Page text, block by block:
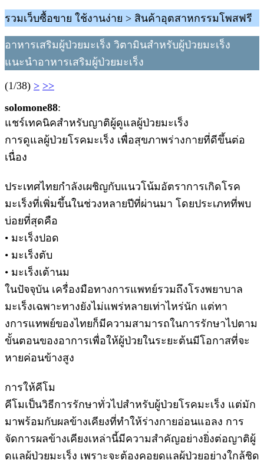
รวมเว็บซื้อขาย ใช้งานง่าย > สินค้าอุตสาหกรรมโพสฟรี
อาหารเสริมผู้ป่วยมะเร็ง วิตามินสำหรับผู้ป่วยมะเร็ง
แนะนำอาหารเสริมผู้ป่วยมะเร็ง
(1/38) > >>
solomone88:
แชร์เทคนิคสำหรับญาติผู้ดูแลผู้ป่วยมะเร็ง
การดูแลผู้ป่วยโรคมะเร็ง เพื่อสุขภาพร่างกายที่ดีขึ้นต่อ
เนื่อง
ประเทศไทยกำลังเผชิญกับแนวโน้มอัตราการเกิดโรค
มะเร็งที่เพิ่มขึ้นในช่วงหลายปีที่ผ่านมา โดยประเภทที่พบ
บ่อยที่สุดคือ
• มะเร็งปอด
• มะเร็งตับ
• มะเร็งเต้านม
ในปัจจุบัน เครื่องมือทางการแพทย์รวมถึงโรงพยาบาล
มะเร็งเฉพาะทางยังไม่แพร่หลายเท่าไหร่นัก แต่ทา
งการแทพย์ของไทยก็มีความสามารถในการรักษาไปตาม
ขั้นตอนของอาการเพื่อให้ผู้ป่วยในระยะต้นมีโอกาสที่จะ
หายค่อนข้างสูง
การให้คีโม
คีโมเป็นวิธีการรักษาทั่วไปสำหรับผู้ป่วยโรคมะเร็ง แต่มัก
มาพร้อมกับผลข้างเคียงที่ทำให้ร่างกายอ่อนแอลง การ
จัดการผลข้างเคียงเหล่านี้มีความสำคัญอย่างยิ่งต่อญาติผู้
ดูแลผู้ป่วยมะเร็ง เพราะจะต้องคอยดูแลผู้ป่วยอย่างใกล้ชิด